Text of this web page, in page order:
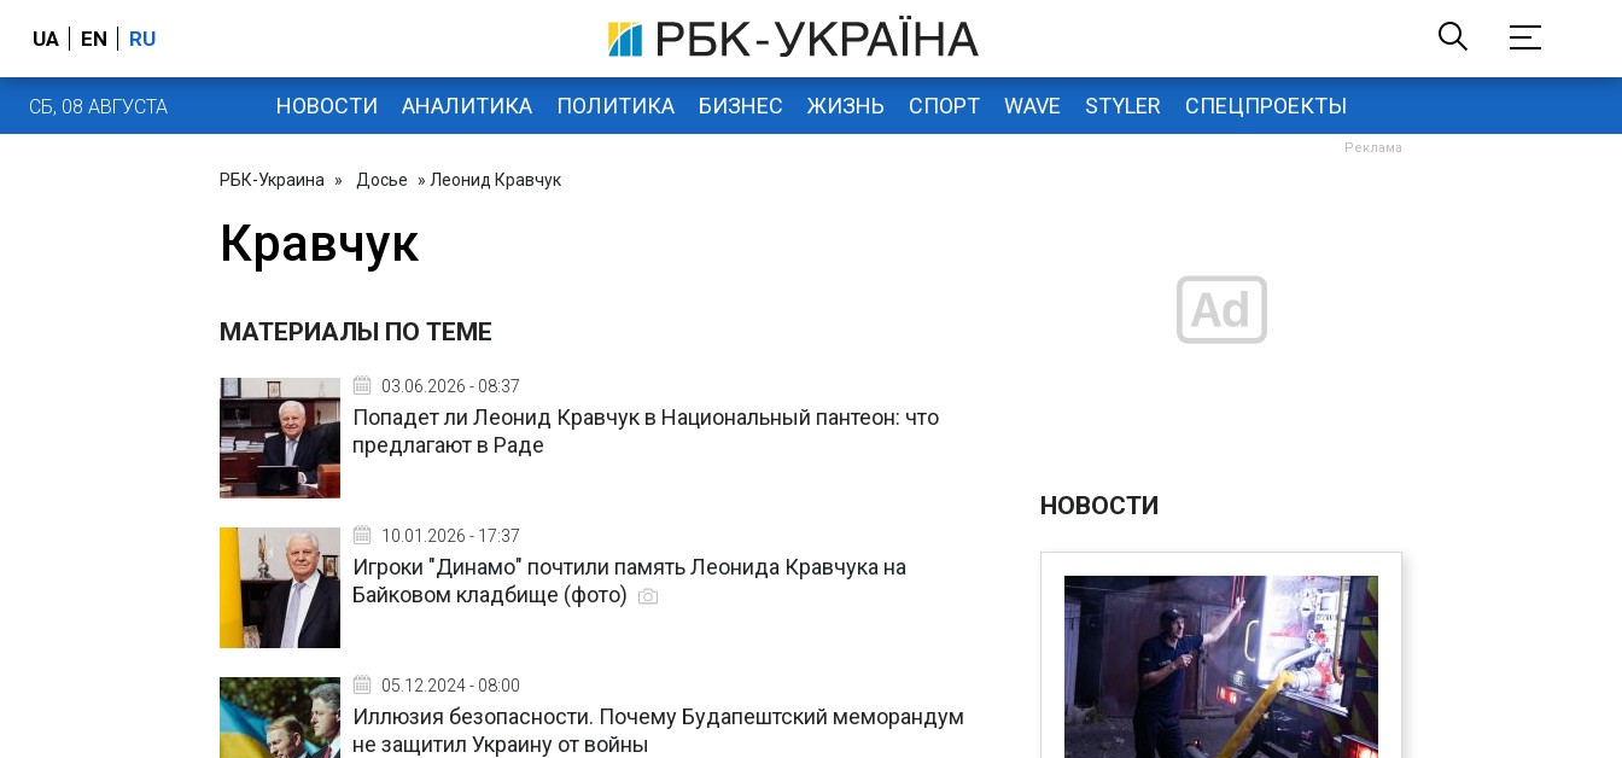
UA EN RU
СБ, 08 АВГУСТА НОВОСТИ АНАЛИТИКА ПОЛИТИКА БИЗНЕС ЖИЗНЬ СПОРТ WAVE STYLER СПЕЦПРОЕКТЫ
РБК-Украина » Досье » Леонид Кравчук
Кравчук
МАТЕРИАЛЫ ПО ТЕМЕ
03.06.2026 - 08:37
Попадет ли Леонид Кравчук в Национальный пантеон: что
предлагают в Раде
10.01.2026 - 17:37
Игроки "Динамо" почтили память Леонида Кравчука на
Байковом кладбище (фото)
05.12.2024 - 08:00
Иллюзия безопасности. Почему Будапештский меморандум
не защитил Украину от войны
НОВОСТИ